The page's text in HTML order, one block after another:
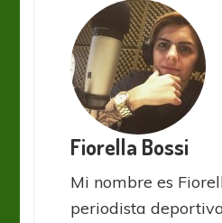
Fiorella Bossi
Mi nombre es
periodista